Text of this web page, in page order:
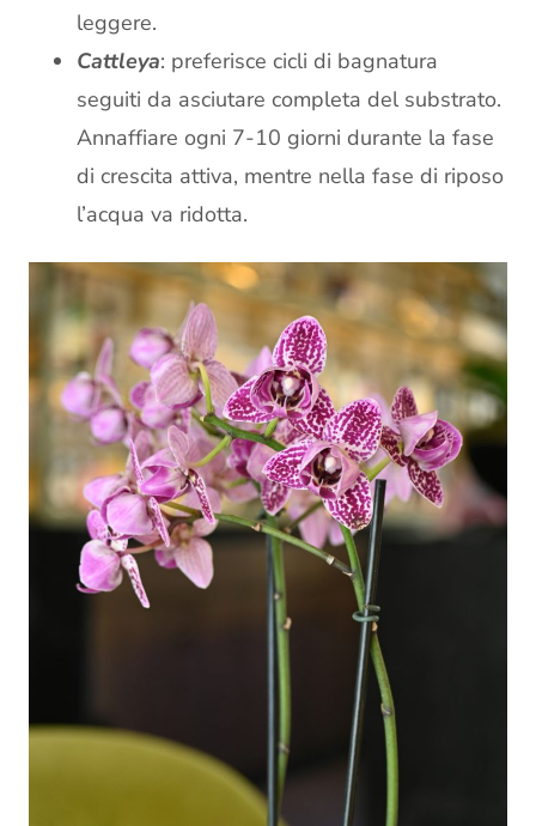
leggere.
Cattleya: preferisce cicli di bagnatura
seguiti da asciutare completa del substrato.
Annaffiare ogni 7-10 giorni durante la fase
di crescita attiva, mentre nella fase di riposo
l’acqua va ridotta.